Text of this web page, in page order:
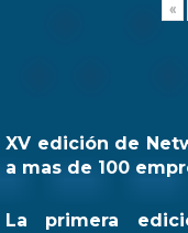
«
XV edición de
a mas de 100
La primera